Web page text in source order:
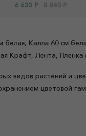
6 630 Р 8 840 Р
белая, Калла 60 см
Крафт, Лента, Плёнка
видов растений и
цветовой